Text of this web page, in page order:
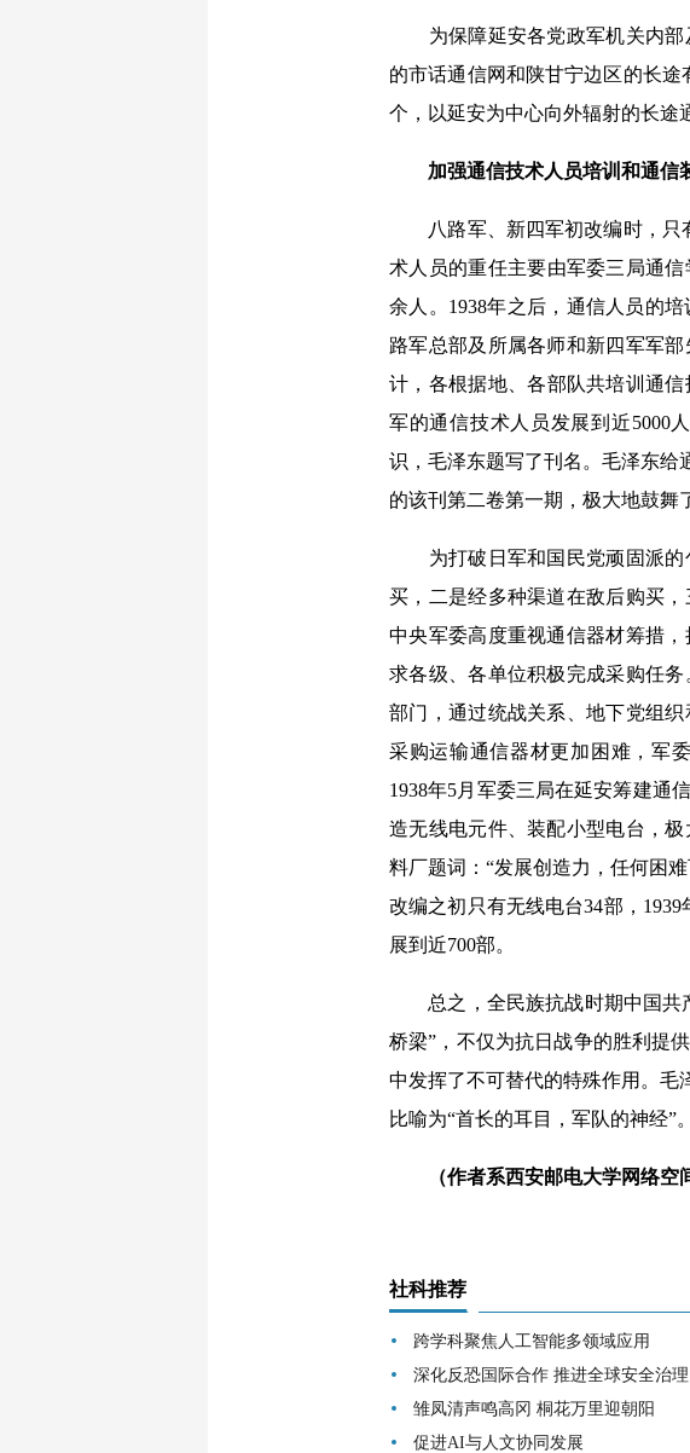
为保障延安各党政军机关内部
的市话通信网和陕甘宁边区的长
个，以延安为中心向外辐射的长途
加强通信技术人员培训和通信
八路军、新四军初改编时，只
术人员的重任主要由军委三局通
余人。1938年之后，通信人员的
路军总部及所属各师和新四军军
计，各根据地、各部队共培训通
军的通信技术人员发展到近5000
识，毛泽东题写了刊名。毛泽东给
的该刊第二卷第一期，极大地鼓舞
为打破日军和国民党顽固派的
买，二是经多种渠道在敌后购买
中央军委高度重视通信器材筹措
求各级、各单位积极完成采购任
部门，通过统战关系、地下党组
采购运输通信器材更加困难，军
1938年5月军委三局在延安筹建通
造无线电元件、装配小型电台，
料厂题词：“发展创造力，任何困
改编之初只有无线电台34部，1939
展到近700部。
总之，全民族抗战时期中国共
桥梁”，不仅为抗日战争的胜利提
中发挥了不可替代的特殊作用。毛
比喻为“首长的耳目，军队的神经”。
（作者系西安邮电大学网络空
社科推荐
跨学科聚焦人工智能多领域应用
深化反恐国际合作 推进全球安全治理
雏凤清声鸣高冈 桐花万里迎朝阳
促进AI与人文协同发展